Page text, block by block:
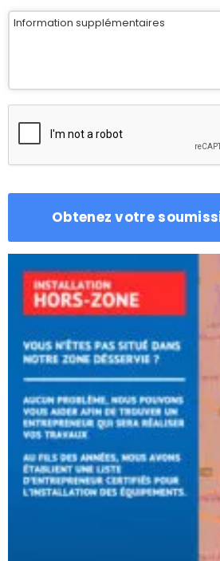
Information supplémentaires
Obtenez votre